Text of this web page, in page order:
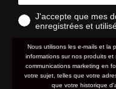
J'accepte que mes
enregistrées et
Nous utilisons les e-mails et la
informations sur nos produits
communications marketing en
votre sujet, telles que votre
que votre historique